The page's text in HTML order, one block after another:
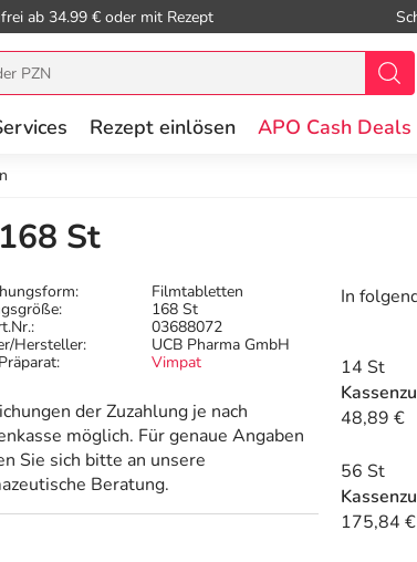
ab 34.99 € oder mit Rezept
Rezept einlösen APO Cash Deals
St
Filmtabletten
168 St
03688072
Hersteller:
UCB Pharma GmbH
Vimpat
der Zuzahlung je nach
möglich. Für genaue Angaben
Sie sich bitte an unsere
Beratung.
In
14 St
48,89 €
56 St
175,84 €